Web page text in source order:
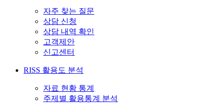
자주 찾는 질문
상담 신청
상담 내역 확인
고객제안
신고센터
RISS 활용도 분석
자료 현황 통계
주제별 활용통계 분석